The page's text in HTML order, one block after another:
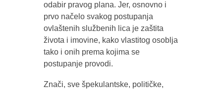
odabir pravog plana. Jer, osnovno i
prvo načelo svakog postupanja
ovlaštenih službenih lica je zaštita
života i imovine, kako vlastitog osoblja
tako i onih prema kojima se
postupanje provodi.
Znači, sve špekulantske, političke,